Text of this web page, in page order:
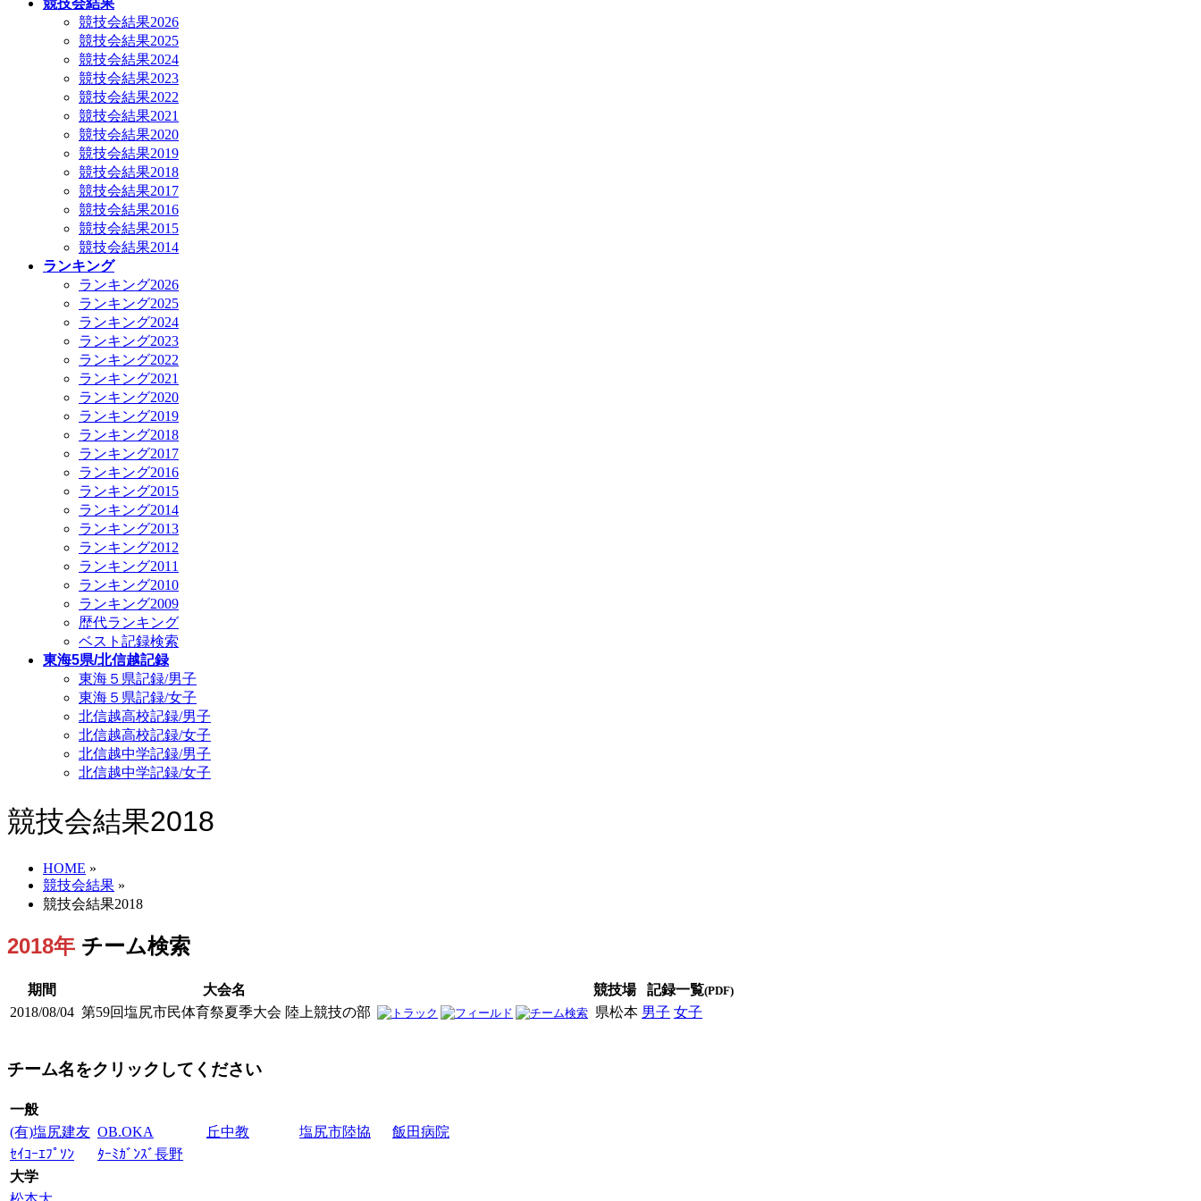
競技会結果
競技会結果2026
競技会結果2025
競技会結果2024
競技会結果2023
競技会結果2022
競技会結果2021
競技会結果2020
競技会結果2019
競技会結果2018
競技会結果2017
競技会結果2016
競技会結果2015
競技会結果2014
ランキング
ランキング2026
ランキング2025
ランキング2024
ランキング2023
ランキング2022
ランキング2021
ランキング2020
ランキング2019
ランキング2018
ランキング2017
ランキング2016
ランキング2015
ランキング2014
ランキング2013
ランキング2012
ランキング2011
ランキング2010
ランキング2009
歴代ランキング
ベスト記録検索
東海5県/北信越記録
東海５県記録/男子
東海５県記録/女子
北信越高校記録/男子
北信越高校記録/女子
北信越中学記録/男子
北信越中学記録/女子
競技会結果2018
HOME »
競技会結果 »
競技会結果2018
2018年 チーム検索
期間 大会名 競技場 記録一覧(PDF)
2018/08/04 第59回塩尻市民体育祭夏季大会 陸上競技の部 県松本 男子 女子
チーム名をクリックしてください
一般
(有)塩尻建友 OB.OKA 丘中教 塩尻市陸協
飯田病院
ｾｲｺｰｴﾌﾟｿﾝ
ﾀｰﾐｶﾞﾝｽﾞ長野
大学